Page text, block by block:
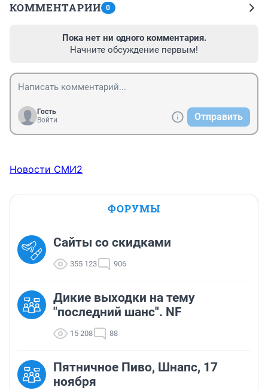
КОММЕНТАРИИ 0
Пока нет ни одного комментария.
Начните обсуждение первым!
Гость
Войти
Отправить
Новости СМИ2
ФОРУМЫ
Сайты со скидками
355 123 906
Дикие выходки на тему
"последний шанс". NF
15 208 88
Пятничное Пиво, Шнапс, 17
ноября